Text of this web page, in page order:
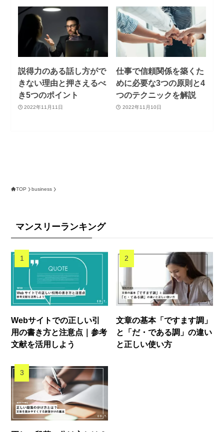
説得力のある話し方がで
きない理由と押さえるべ
き5つのポイント
2022年11月11日
仕事で信頼関係を築くた
めに必要な3つの原則と4
つのテクニックを解説
2022年11月10日
TOP business
マンスリーランキング
Webサイトでの正しい引
用の書き方と注意点｜参考
文献を活用しよう
文章の基本「ですます調」
と「だ・である調」の違い
と正しい使い方